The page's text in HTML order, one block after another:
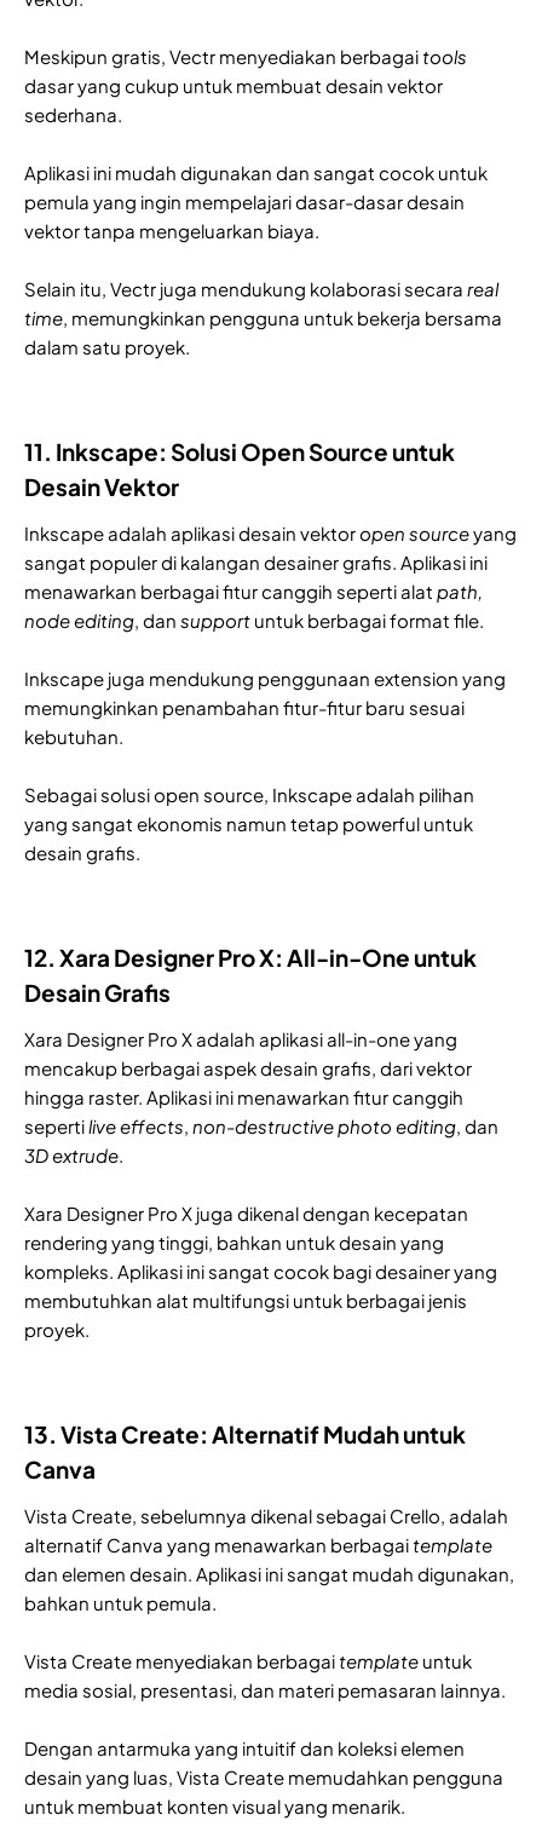
Meskipun gratis, Vectr menyediakan berbagai tools
dasar yang cukup untuk membuat desain vektor
sederhana.
Aplikasi ini mudah digunakan dan sangat cocok untuk
pemula yang ingin mempelajari dasar-dasar desain
vektor tanpa mengeluarkan biaya.
Selain itu, Vectr juga mendukung kolaborasi secara real
time , memungkinkan pengguna untuk bekerja bersama
dalam satu proyek.
11. Inkscape: Solusi Open Source untuk
Desain Vektor
Inkscape adalah aplikasi desain vektoropen sourceyang
sangat populer di kalangan desainer grafis. Aplikasi ini
menawarkan berbagai fitur canggih seperti alat path,
node editing , dan support untuk berbagai format file.
Inkscape juga mendukung penggunaan extension yang
memungkinkan penambahan fitur-fitur baru sesuai
kebutuhan.
Sebagai solusi open source, Inkscape adalah pilihan
yang sangat ekonomis namun tetap powerful untuk
desain grafis.
12. Xara Designer Pro X: All-in-One untuk
Desain Grafis
Xara Designer Pro X adalah aplikasi all-in-one yang
mencakup berbagai aspek desain grafis, dari vektor
hingga raster. Aplikasi ini menawarkan fitur canggih
seperti live effects non-destructive photo editing , dan
3D extrude
Xara Designer Pro X juga dikenal dengan kecepatan
rendering yang tinggi, bahkan untuk desain yang
kompleks. Aplikasi ini sangat cocok bagi desainer yang
membutuhkan alat multifungsi untuk berbagai jenis
proyek.
13. Vista Create: Alternatif Mudah untuk
Canva
Vista Create, sebelumnya dikenal sebagai Crello, adalah
alternatif Canva yang menawarkan berbagai template
dan elemen desain. Aplikasi ini sangat mudah digunakan,
bahkan untuk pemula.
Vista Create menyediakan berbagai template untuk
media sosial, presentasi, dan materi pemasaran lainnya.
Dengan antarmuka yang intuitif dan koleksi elemen
desain yang luas, Vista Create memudahkan pengguna
untuk membuat konten visual yang menarik.